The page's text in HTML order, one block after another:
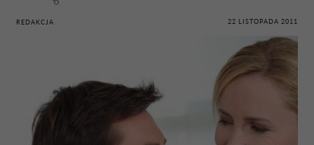
REDAKCJA 22 LISTOPADA 2011